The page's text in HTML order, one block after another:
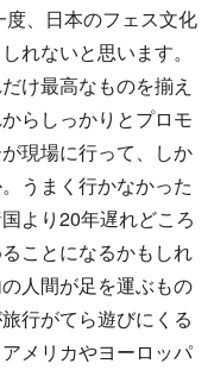
、日本のフェス文化
れないと思います。
け最高なものを揃え
らしっかりとプロモ
現場に行って、しか
うまく行かなかった
より20年遅れどころ
ことになるかもしれ
人間が足を運ぶもの
行がてら遊びにくる
メリカやヨーロッパ